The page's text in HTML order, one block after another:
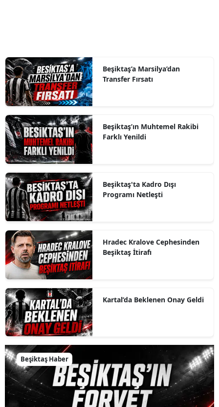
Beşiktaş’a Marsilya’dan
Transfer Fırsatı
Beşiktaş’ın Muhtemel Rakibi
Farklı Yenildi
Beşiktaş'ta Kadro Dışı
Programı Netleşti
Hradec Kralove Cephesinden
Beşiktaş İtirafı
Kartal’da Beklenen Onay Geldi
Beşiktaş Haber